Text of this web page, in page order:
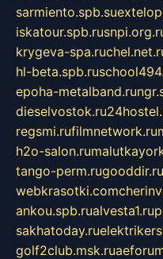
sarmiento.spb.su
iskatour.spb.ru
krygeva-spa.ru
hl-beta.spb.ru
epoha-metalband.ru
dieselvostok.ru
regsmi.rufilmnetwork.ru
h2o-salon.ru
tango-perm.rugooddir.ru
webkrasotki.com
ankou.spb.rualvesta1.ru
sakhatoday.ru
golf2club.msk.ru